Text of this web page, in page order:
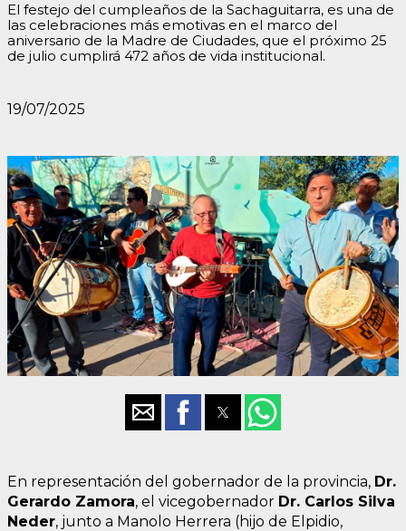
El festejo del cumpleaños de la Sachaguitarra, es una de
las celebraciones más emotivas en el marco del
aniversario de la Madre de Ciudades, que el próximo 25
de julio cumplirá 472 años de vida institucional.
19/07/2025
En representación del gobernador de la provincia, Dr.
Gerardo Zamora, el vicegobernador Dr. Carlos Silva
Neder, junto a Manolo Herrera (hijo de Elpidio,